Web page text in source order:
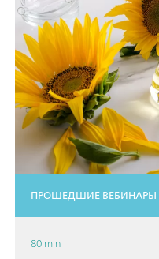
ПРОШЕДШИЕ ВЕБИНАРЫ
80 min